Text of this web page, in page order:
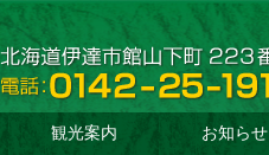
観光案内 お知らせ